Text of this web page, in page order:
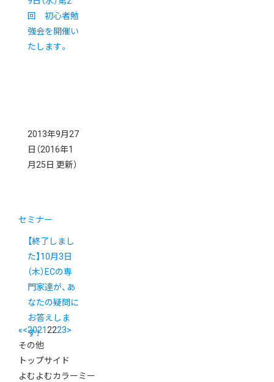
回 初心者勉
強会を開催い
たします。
2013年9月27
日 （2016年1
月25日 更新）
セミナー
【終了しまし
た】10月3日
（木）ECの専
門家達が、あ
なたの疑問に
お答えしま
す！
«<20212223>
その他
トップサイド
よむよむカラーミー